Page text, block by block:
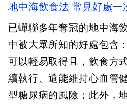
地中海飲食法 常見好處一
已蟬聯多年奪冠的地中海
中被大眾所知的好處包含
可以輕易取得且，飲食方
續執行、還能維持心血管
型糖尿病的風險；此外，